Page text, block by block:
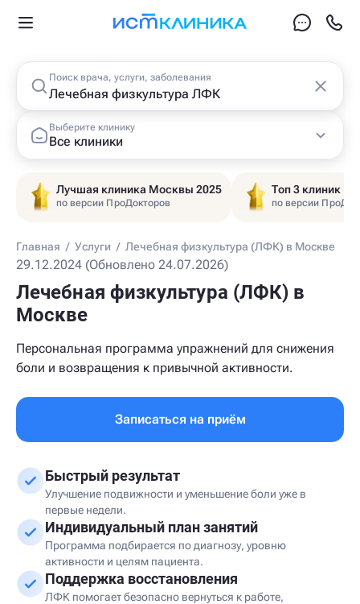
Поиск врача, услуги, заболевания
Выберите клинику
Все клиники
Лучшая клиника Москвы 2025
по версии ПроДокторов
Топ 3 клиник
по версии
Главная / Услуги / Лечебная физкультура (ЛФК) в Москве
29.12.2024 (Обновлено 24.07.2026)
Лечебная физкультура (ЛФК) в
Москве
Персональная программа упражнений для снижения
боли и возвращения к привычной активности.
Записаться на приём
Быстрый результат
Улучшение подвижности и уменьшение боли уже в
первые недели.
Индивидуальный план занятий
Программа подбирается по диагнозу, уровню
активности и целям пациента.
Поддержка восстановления
ЛФК помогает безопасно вернуться к работе,